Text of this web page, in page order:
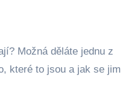
které to jsou a jak se jim